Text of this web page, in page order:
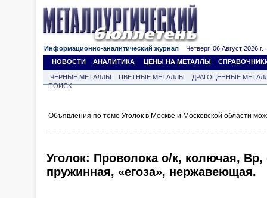
Информационно-аналитический журнал Четверг, 06 Август 2026 г.
НОВОСТИ
АНАЛИТИКА ЦЕНЫ НА МЕТАЛЛЫ
ЧЕРНЫЕ МЕТАЛЛЫ ЦВЕТНЫЕ МЕТАЛЛЫ
ДРАГОЦЕННЫЕ
ПОИСК
Объявления по теме Уголок в Москве и Московской области
Уголок: Проволока о/к, колючая, Вр,
пружинная, «егоза», нержавеющая.